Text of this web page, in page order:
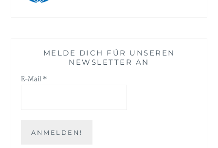
MELDE DICH FÜR UNSEREN
NEWSLETTER AN
E-Mail *